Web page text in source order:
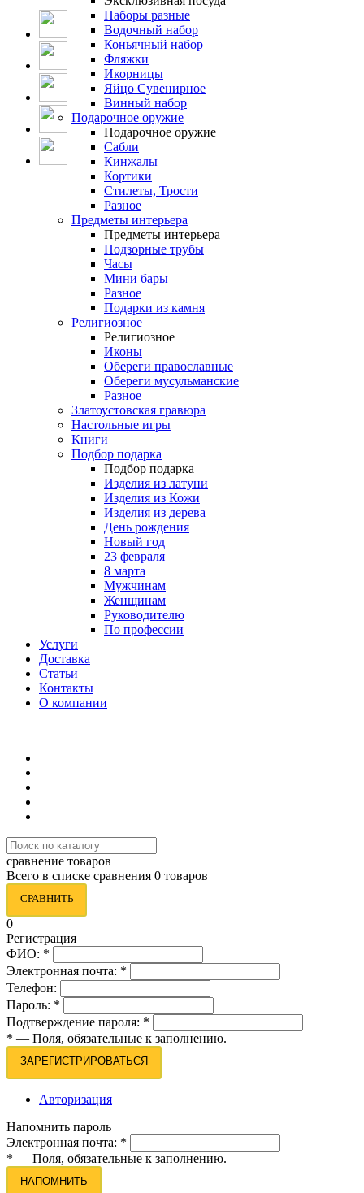
Наборы разные
Водочный набор
Коньячный набор
Фляжки
Икорницы
Яйцо Сувенирное
Винный набор
Подарочное оружие
Подарочное оружие
Сабли
Кинжалы
Кортики
Стилеты, Трости
Разное
Предметы интерьера
Предметы интерьера
Подзорные трубы
Часы
Мини бары
Разное
Подарки из камня
Религиозное
Религиозное
Иконы
Обереги православные
Обереги мусульманские
Разное
Златоустовская гравюра
Настольные игры
Книги
Подбор подарка
Подбор подарка
Изделия из латуни
Изделия из Кожи
Изделия из дерева
День рождения
Новый год
23 февраля
8 марта
Мужчинам
Женщинам
Руководителю
По профессии
Услуги
Доставка
Статьи
Контакты
О компании
сравнение товаров
Всего в списке сравнения 0 товаров
СРАВНИТЬ
0
Регистрация
ФИО: *
Электронная почта: *
Телефон:
Пароль: *
Подтверждение пароля: *
* — Поля, обязательные к заполнению.
ЗАРЕГИСТРИРОВАТЬСЯ
Авторизация
Напомнить пароль
Электронная почта: *
* — Поля, обязательные к заполнению.
НАПОМНИТЬ